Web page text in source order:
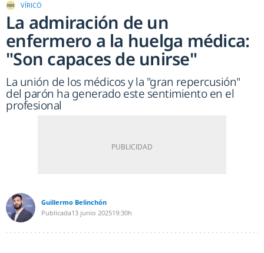
VÍRICÖ
La admiración de un
enfermero a la huelga médica:
"Son capaces de unirse"
La unión de los médicos y la "gran repercusión"
del parón ha generado este sentimiento en el
profesional
Guillermo Belinchón
Publicada13 junio 202519:30h